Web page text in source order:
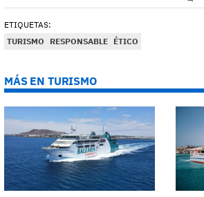
ETIQUETAS:
TURISMO
RESPONSABLE ÉTICO
MÁS EN TURISMO